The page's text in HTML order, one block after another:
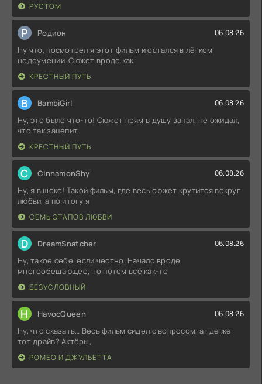
РУСТОМ
Р Родион 06.08.26
Ну что, посмотрел я этот фильм и остался в лёгком
недоумении. Сюжет вроде как
КРЕСТНЫЙ ПУТЬ
B BambiGirl 06.08.26
Ну, это было что-то! Сюжет прям в душу запал, не ожидал,
что так зацепит.
КРЕСТНЫЙ ПУТЬ
C CinnamonShy 06.08.26
Ну, я в шоке! Такой фильм, где весь сюжет крутится вокруг
любви, а по итогу я
СЕМЬ ЭТАПОВ ЛЮБВИ
D DreamSnatcher 06.08.26
Ну, такое себе, если честно. Начало вроде
многообещающее, но потом всё как-то
БЕЗУСЛОВНЫЙ
H HavocQueen 06.08.26
Ну, что сказать… Весь фильм сидел с вопросом, а где же
тот драйв? Актёры,
РОМЕО И ДЖУЛЬЕТТА